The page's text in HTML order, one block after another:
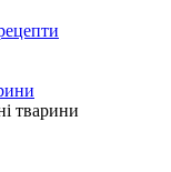
тварини